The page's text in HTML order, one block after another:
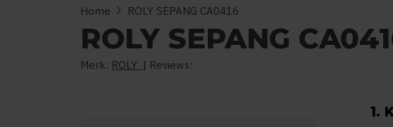
Home chevron_right ROLY SEPANG CA0416
ROLY SEPANG
Merk: ROLY | Reviews:
1.